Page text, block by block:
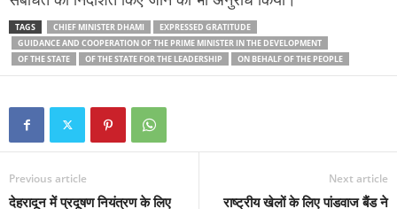
TAGS CHIEF MINISTER DHAMI
EXPRESSED GRATITUDE
GUIDANCE AND COOPERATION OF THE PRIME MINISTER IN THE DEVELOPMENT
OF THE STATE
OF THE STATE FOR THE LEADERSHIP ON BEHALF OF THE PEOPLE
Previous article
देहरादून में प्रदूषण नियंत्रण के लिए
Next article
राष्ट्रीय खेलों के लिए पांडवाज बैंड ने